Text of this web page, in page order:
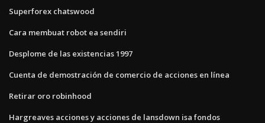
Superforex chatswood
Cara membuat robot ea sendiri
Desplome de las existencias 1997
Cuenta de demostración de comercio de acciones en línea
Retirar oro robinhood
Hargreaves acciones y acciones de lansdown isa fondos